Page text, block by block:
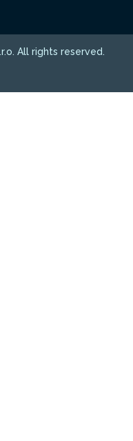
All rights reserved.